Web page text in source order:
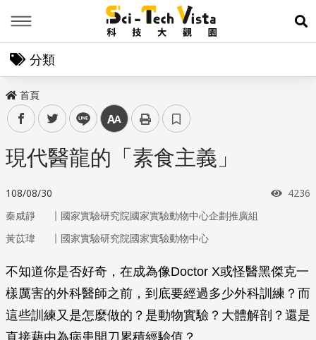
展
分類
首頁
facebooktwitter line 中
現代醫龍的「素食主義」
108/08/30 瀏覽
4236
秦咸靜 ｜ 國家實驗研究院國家實驗動物中心企劃推廣組
黃苡瑋
｜ 國家實驗研究院國家實驗動物中心
不知道你是否好奇，在成為像Doctor X或怪醫黑傑克一
樣厲害的外科醫師之前，到底要經過多少外科訓練？而
這些訓練又是怎麼做的？是動物實驗？大體解剖？還是
直接藉由為病患開刀累積經驗值？